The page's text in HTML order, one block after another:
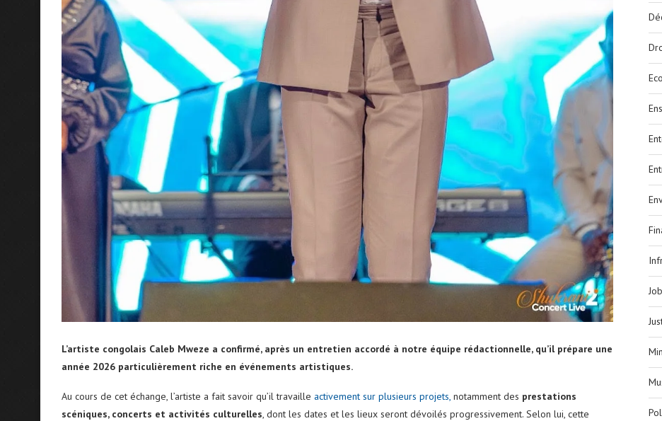
L’artiste congolais Caleb Mweze a confirmé, après un entretien accordé à notre équipe rédactionnelle, qu’il prépare une
année 2026 particulièrement riche en événements artistiques.
Au cours de cet échange, l’artiste a fait savoir qu’il travaille activement sur plusieurs projets, notamment des prestations
scéniques, concerts et activités culturelles, dont les dates et les lieux seront dévoilés progressivement. Selon lui, cette
Job